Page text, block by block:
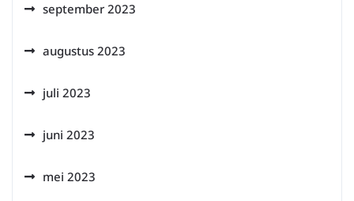
september 2023
augustus 2023
juli 2023
juni 2023
mei 2023